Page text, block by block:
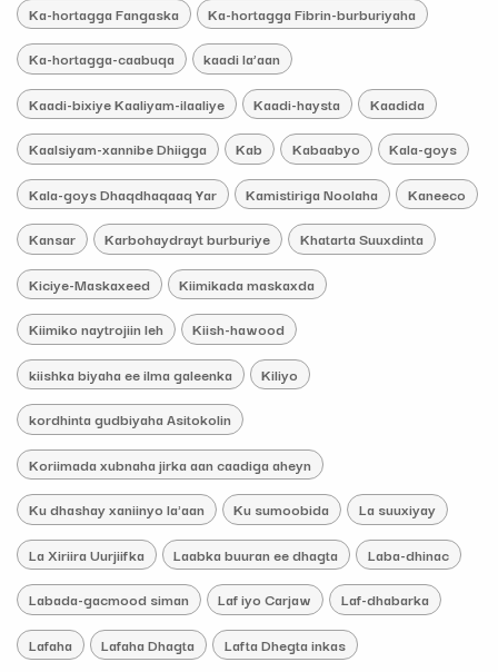
Ka-hortagga Fangaska Ka-hortagga Fibrin-burburiyaha
Ka-hortagga-caabuqa kaadi la’aan
Kaadi-bixiye Kaaliyam-ilaaliye Kaadi-haysta Kaadida
Kaalsiyam-xannibe Dhiigga Kab Kabaabyo Kala-goys
Kala-goys Dhaqdhaqaaq Yar Kamistiriga Noolaha Kaneeco
Kansar Karbohaydrayt burburiye Khatarta Suuxdinta
Kiciye-Maskaxeed Kiimikada maskaxda
Kiimiko naytrojiin leh Kiish-hawood
kiishka biyaha ee ilma galeenka Kiliyo
kordhinta gudbiyaha Asitokolin
Koriimada xubnaha jirka aan caadiga aheyn
Ku dhashay xaniinyo la'aan Ku sumoobida La suuxiyay
La Xiriira Uurjiifka Laabka buuran ee dhagta Laba-dhinac
Labada-gacmood siman Laf iyo Carjaw Laf-dhabarka
Lafaha Lafaha Dhagta Lafta Dhegta inkas